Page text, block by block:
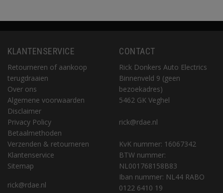
KLANTENSERVICE
Retourneren of aankoop
terugdraaien
Over ons
Algemene voorwaarden
Disclaimer
Privacy Policy
Betaalmethoden
Verzenden & retourneren
Klantenservice
Sitemap
rick@rdae.nl
CONTACT
Rick Donkers Auto Electrics
Binnenveld 9 (geen
bezoekadres)
5462 GK Veghel
rick@rdae.nl
KvK nummer: 16067342
BTW nummer:
NL001768158B83
Iban nummer: NL44 RABO
0122 6410 19